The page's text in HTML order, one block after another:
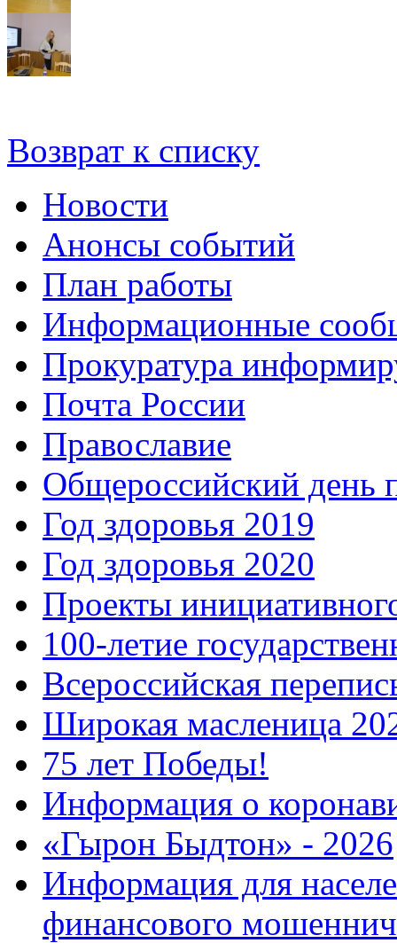
Возврат к списку
Новости
Анонсы событий
План работы
Информационные
Прокуратура
Почта России
Православие
Общероссийский день
Год здоровья 2019
Год здоровья 2020
Проекты
100-летие
Всероссийская
Широкая масленица
75 лет Победы!
Информация о
«Гырон Быдтон» - 2026
Информация для
финансового